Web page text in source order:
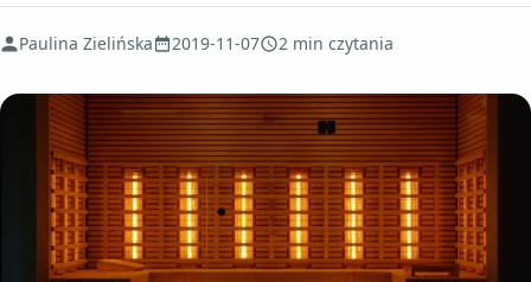
Paulina Zielińska 2019-11-07 2 min czytania